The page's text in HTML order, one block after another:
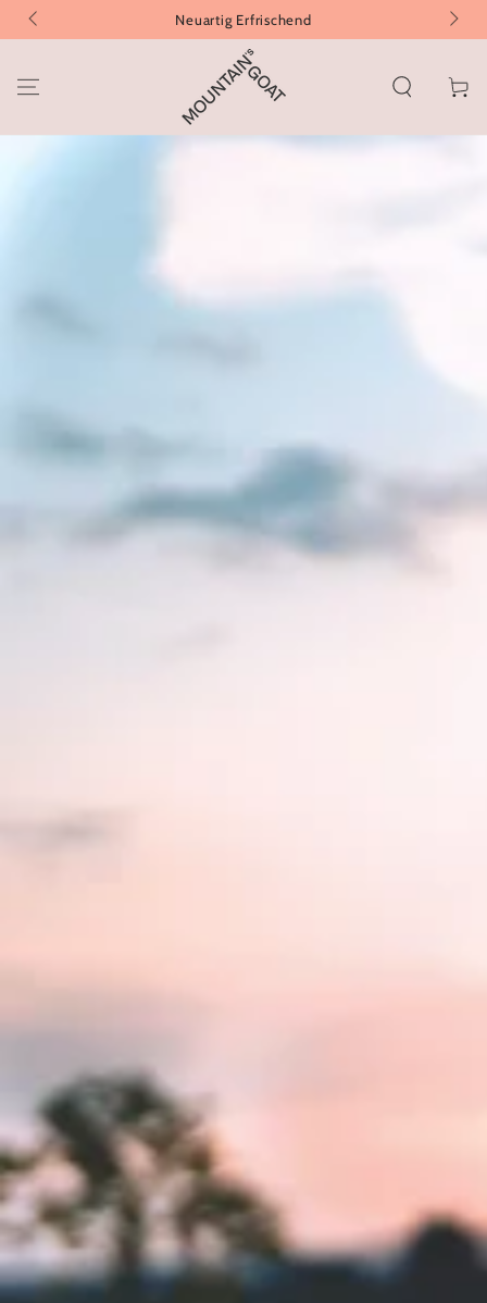
ZUM INHALT
SPRINGEN
Neuartig Erfrischend